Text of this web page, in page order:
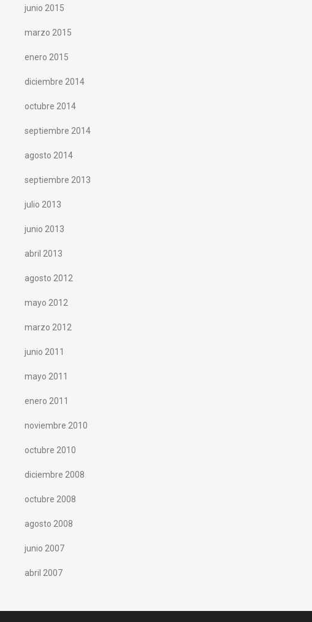
junio 2015
marzo 2015
enero 2015
diciembre 2014
octubre 2014
septiembre 2014
agosto 2014
septiembre 2013
julio 2013
junio 2013
abril 2013
agosto 2012
mayo 2012
marzo 2012
junio 2011
mayo 2011
enero 2011
noviembre 2010
octubre 2010
diciembre 2008
octubre 2008
agosto 2008
junio 2007
abril 2007